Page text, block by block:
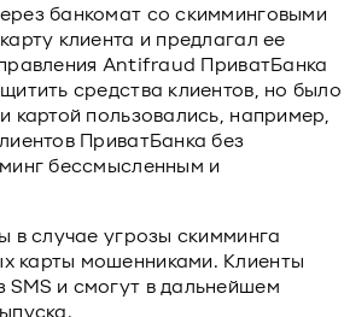
банкомат со скимминговыми
клиента и предлагал ее
Antifraud ПриватБанка
средства клиентов, но было
картой пользовались, например,
ПриватБанка без
бессмысленным и
в случае угрозы скимминга
карты мошенниками. Клиенты
и смогут в дальнейшем